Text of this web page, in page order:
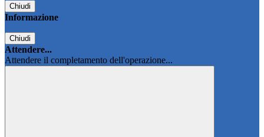
Chiudi
Informazione
Chiudi
Attendere...
Attendere il completamento dell'operazione...